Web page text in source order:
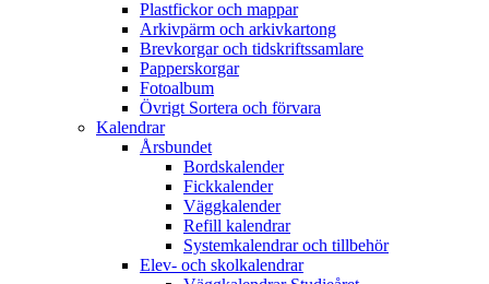
Plastfickor och mappar
Arkivpärm och arkivkartong
Brevkorgar och tidskriftssamlare
Papperskorgar
Fotoalbum
Övrigt Sortera och förvara
Kalendrar
Årsbundet
Bordskalender
Fickkalender
Väggkalender
Refill kalendrar
Systemkalendrar och tillbehör
Elev- och skolkalendrar